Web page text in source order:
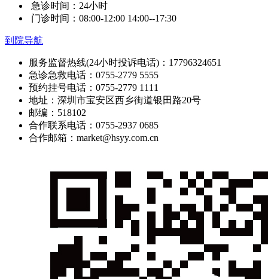
急诊时间：24小时
门诊时间：08:00-12:00 14:00--17:30
到院导航
服务监督热线(24小时投诉电话)：17796324651
急诊急救电话：0755-2779 5555
预约挂号电话：0755-2779 1111
地址：深圳市宝安区西乡街道银田路20号
邮编：518102
合作联系电话：0755-2937 0685
合作邮箱：market@hsyy.com.cn